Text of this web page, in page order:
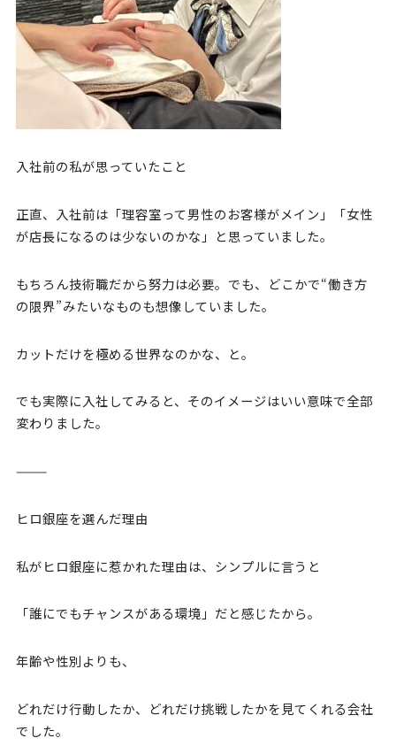
入社前の私が思っていたこと
正直、入社前は「理容室って男性のお客様がメイン」「女性
が店長になるのは少ないのかな」と思っていました。
もちろん技術職だから努力は必要。でも、どこかで“働き方
の限界”みたいなものも想像していました。
カットだけを極める世界なのかな、と。
でも実際に入社してみると、そのイメージはいい意味で全部
変わりました。
⸻
ヒロ銀座を選んだ理由
私がヒロ銀座に惹かれた理由は、シンプルに言うと
「誰にでもチャンスがある環境」だと感じたから。
年齢や性別よりも、
どれだけ行動したか、どれだけ挑戦したかを見てくれる会社
でした。